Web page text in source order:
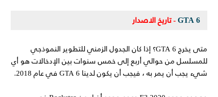
GTA 6- تاريخ الاصدار
متى يخرج GTA 6؟ إذا كان الجدول الزمني للتطوير النموذجي
للمسلسل من حوالي أربع إلى خمس سنوات بين الإدخالات هو أي
شيء يجب أن يمر به ، فيجب أن يكون لدينا GTA 6 في عام 2018.